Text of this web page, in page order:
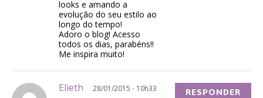
looks e amando a
evolução do seu estilo ao
longo do tempo!
Adoro o blog! Acesso
todos os dias, parabéns!!
Me inspira muito!
Elieth 28/01/2015 - 10h33 RESPONDER